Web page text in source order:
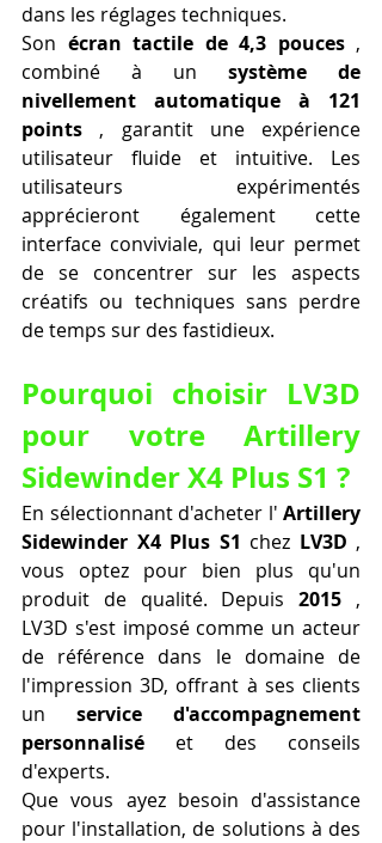
dans les réglages techniques.
Son écran tactile de 4,3 pouces ,
combiné à un système de
nivellement automatique à 121
points , garantit une expérience
utilisateur fluide et intuitive. Les
utilisateurs expérimentés
apprécieront également cette
interface conviviale, qui leur permet
de se concentrer sur les aspects
créatifs ou techniques sans perdre
de temps sur des fastidieux.
Pourquoi choisir LV3D
pour votre Artillery
Sidewinder X4 Plus S1 ?
En sélectionnant d'acheter l' Artillery
Sidewinder X4 Plus S1 chez LV3D ,
vous optez pour bien plus qu'un
produit de qualité. Depuis 2015 ,
LV3D s'est imposé comme un acteur
de référence dans le domaine de
l'impression 3D, offrant à ses clients
un service d'accompagnement
personnalisé et des conseils
d'experts.
Que vous ayez besoin d'assistance
pour l'installation, de solutions à des